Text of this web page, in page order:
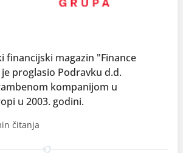
financijski magazin "Finance
proglasio Podravku d.d.
kompanijom u
u 2003. godini.
čitanja